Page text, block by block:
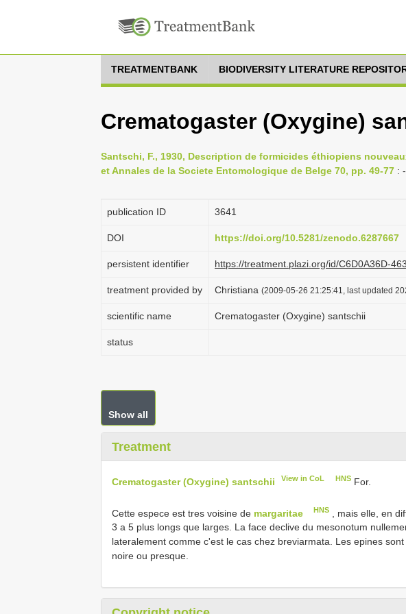
TREATMENTBANK BIODIVERSITY LITERATURE
Crematogaster (Oxygine)
Santschi, F., 1930, Description de formicides éthiopiens
et Annales de la Societe Entomologique de Belge 70, pp. 49-77 : -
publication ID 3641
DOI https://doi.org/10.5281/zenodo.6287667
persistent identifier https://treatment.plazi.org/id/C6D0A36D-
treatment provided by Christiana (2009-05-26 21:25:41, last updated
scientific name Crematogaster (Oxygine) santschii
status
Show all
Treatment
Crematogaster (Oxygine) santschii View in CoL HNSFor.
Cette espece est tres voisine de margaritae HNS
, mais elle, en
3 a 5 plus longs que larges. La face declive du mesonotum
lateralement comme c'est le cas chez breviarmata. Les epines
noire ou presque.